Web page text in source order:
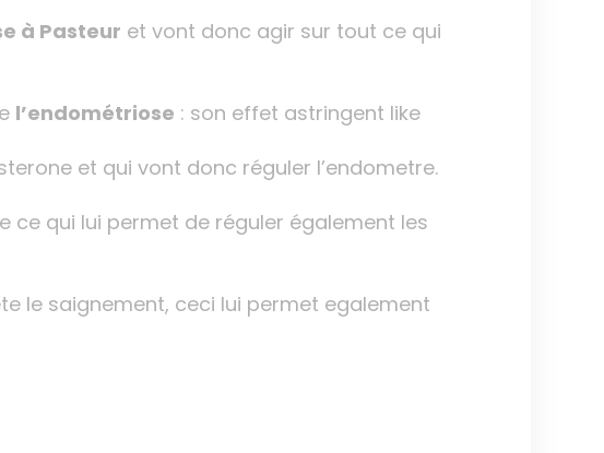
à Pasteur et vont donc agir sur tout ce qui
l’endométriose : son effet astringent like
et qui vont donc réguler l’endometre.
qui lui permet de réguler également les
le saignement, ceci lui permet egalement